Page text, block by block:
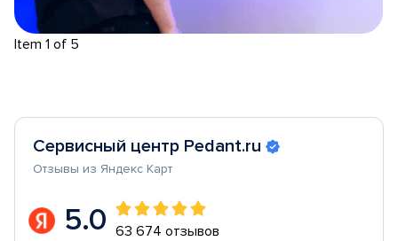
Item 1 of 5
Сервисный центр Pedant.ru
Отзывы из Яндекс Карт
5.0 63 674 отзывов